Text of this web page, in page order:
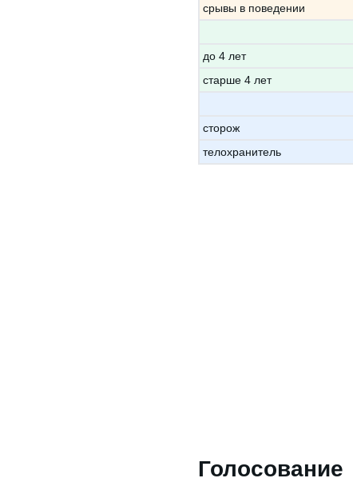
срывы в поведении
до 4 лет
старше 4 лет
сторож
телохранитель
Голосование